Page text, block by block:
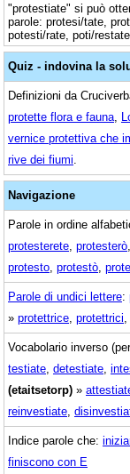
"protestiate" si può
parole: protesi/tate,
potesti/rate, poti/
Quiz - indovina la
Definizioni da
protette flora e fauna
vernice protettiva che
rive dei fiumi
Navigazione
Parole in ordine
protesterete protesterò
protesto protestò
Parole di undici lettere:
» protettrice protettrici
Vocabolario inverso
testiate detestiate
(etaitsetorp) »
reinvestiate
Indice parole che:
finiscono con E